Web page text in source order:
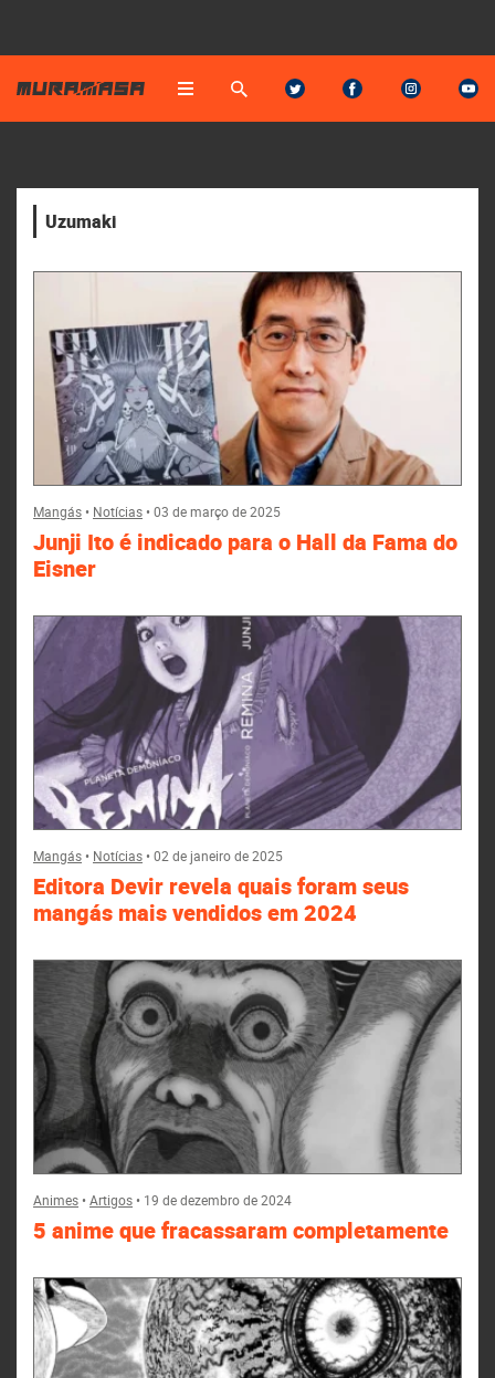
Uzumaki
Mangás• Notícias•03 de março de 2025
Junji Ito é indicado para o Hall da Fama do
Eisner
Mangás• Notícias•02 de janeiro de 2025
Editora Devir revela quais foram seus
mangás mais vendidos em 2024
Animes•Artigos• 19 de dezembro de 2024
5 anime que fracassaram completamente